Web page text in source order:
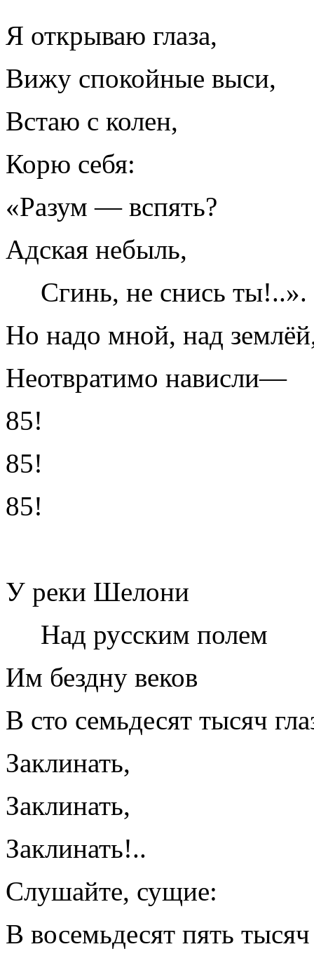
Я открываю глаза,
Вижу спокойные выси,
Встаю с колен,
Корю себя:
«Разум — вспять?
Адская небыль,
Сгинь, не снись ты!..».
Но надо мной, над
Неотвратимо нависли—
85!
85!
85!
У реки Шелони
Над русским полем
Им бездну веков
В сто семьдесят тысяч
Заклинать,
Заклинать,
Заклинать!..
Слушайте, сущие:
В восемьдесят пять